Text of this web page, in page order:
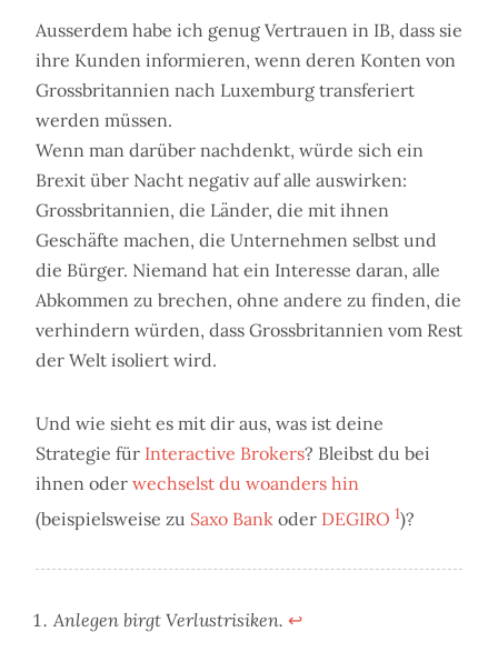
Ausserdem habe ich genug Vertrauen in IB, dass sie
ihre Kunden informieren, wenn deren Konten von
Grossbritannien nach Luxemburg transferiert
werden müssen.
Wenn man darüber nachdenkt, würde sich ein
Brexit über Nacht negativ auf alle auswirken:
Grossbritannien, die Länder, die mit ihnen
Geschäfte machen, die Unternehmen selbst und
die Bürger. Niemand hat ein Interesse daran, alle
Abkommen zu brechen, ohne andere zu finden, die
verhindern würden, dass Grossbritannien vom Rest
der Welt isoliert wird.
Und wie sieht es mit dir aus, was ist deine
Strategie für Interactive Brokers? Bleibst du bei
ihnen oder wechselst du woanders hin
(beispielsweise zu Saxo Bank oder DEGIRO 1)?
Anlegen birgt Verlustrisiken. ↩︎